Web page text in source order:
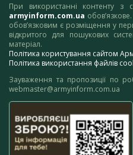
При використанні контенту з
armyinform.com.ua
обов’язковим є розміщення у
відкритого для пошукових
матеріал.
Політика користування сайтом
Політика використання файлів
Зауваження та пропозиції по
webmaster@armyinform.com.ua